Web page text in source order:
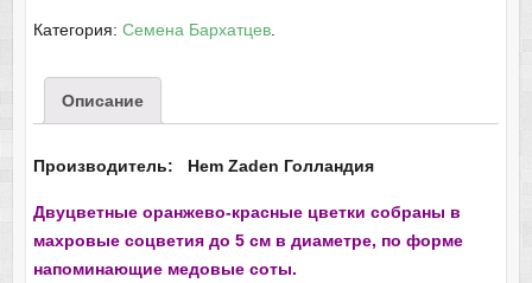
Категория: Семена Бархатцев.
Описание
Производитель: Hem Zaden Голландия
Двуцветные оранжево-красные цветки собраны в
махровые соцветия до 5 см в диаметре, по форме
напоминающие медовые соты.